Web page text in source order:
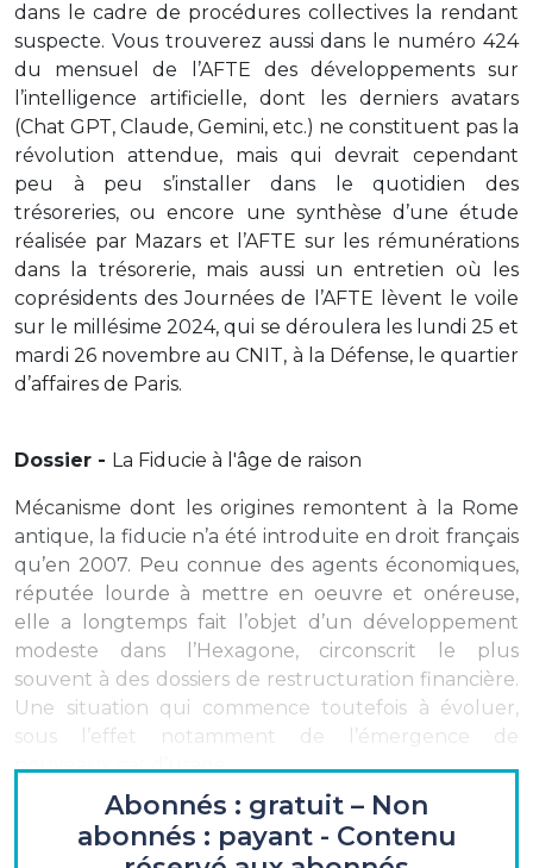
dans le cadre de procédures collectives la rendant
suspecte. Vous trouverez aussi dans le numéro 424
du mensuel de l’AFTE des développements sur
l’intelligence artificielle, dont les derniers avatars
(Chat GPT, Claude, Gemini, etc.) ne constituent pas la
révolution attendue, mais qui devrait cependant
peu à peu s’installer dans le quotidien des
trésoreries, ou encore une synthèse d’une étude
réalisée par Mazars et l’AFTE sur les rémunérations
dans la trésorerie, mais aussi un entretien où les
coprésidents des Journées de l’AFTE lèvent le voile
sur le millésime 2024, qui se déroulera les lundi 25 et
mardi 26 novembre au CNIT, à la Défense, le quartier
d’affaires de Paris.
Dossier - La Fiducie à l'âge de raison
Mécanisme dont les origines remontent à la Rome
antique, la fiducie n’a été introduite en droit français
qu’en 2007. Peu connue des agents économiques,
réputée lourde à mettre en oeuvre et onéreuse,
elle a longtemps fait l’objet d’un développement
modeste dans l’Hexagone, circonscrit le plus
souvent à des dossiers de restructuration financière.
Une situation qui commence toutefois à évoluer,
sous l’effet notamment de l’émergence de
nouveaux cas d’usage.
Entretien
Abonnés : gratuit – Non
abonnés : payant - Contenu